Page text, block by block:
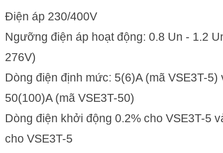
Điện áp 230/400V
Ngưỡng điện áp hoạt động: 0.8 Un - 1.2
276V)
Dòng điện định mức: 5(6)A (mã VSE3T-5)
50(100)A (mã VSE3T-50)
Dòng điện khởi động 0.2% cho VSE3T-5
cho VSE3T-5